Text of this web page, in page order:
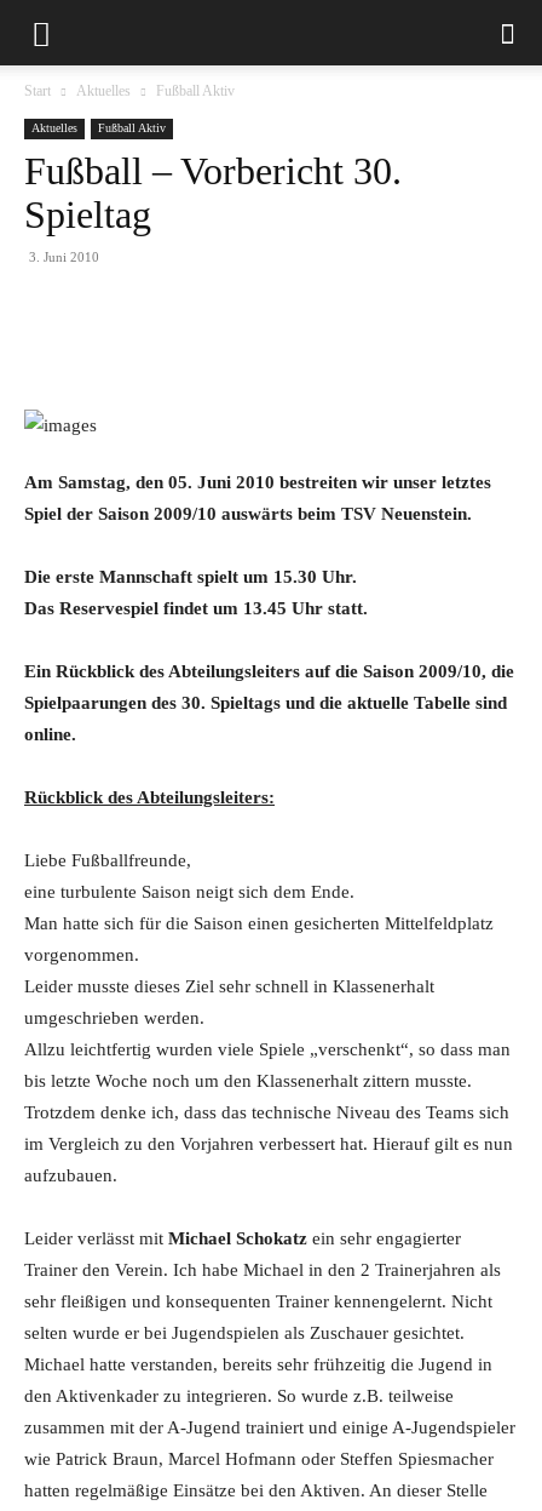
Start Aktuelles Fußball Aktiv
Aktuelles Fußball Aktiv
Fußball – Vorbericht 30.
Spieltag
3. Juni 2010
Am Samstag, den 05. Juni 2010 bestreiten wir unser letztes
Spiel der Saison 2009/10 auswärts beim TSV Neuenstein.
Die erste Mannschaft spielt um 15.30 Uhr.
Das Reservespiel findet um 13.45 Uhr statt.
Ein Rückblick des Abteilungsleiters auf die Saison 2009/10, die
Spielpaarungen des 30. Spieltags und die aktuelle Tabelle sind
online.
Rückblick des Abteilungsleiters:
Liebe Fußballfreunde,
eine turbulente Saison neigt sich dem Ende.
Man hatte sich für die Saison einen gesicherten Mittelfeldplatz
vorgenommen.
Leider musste dieses Ziel sehr schnell in Klassenerhalt
umgeschrieben werden.
Allzu leichtfertig wurden viele Spiele „verschenkt“, so dass man
bis letzte Woche noch um den Klassenerhalt zittern musste.
Trotzdem denke ich, dass das technische Niveau des Teams sich
im Vergleich zu den Vorjahren verbessert hat. Hierauf gilt es nun
aufzubauen.
Leider verlässt mit Michael Schokatz ein sehr engagierter
Trainer den Verein. Ich habe Michael in den 2 Trainerjahren als
sehr fleißigen und konsequenten Trainer kennengelernt. Nicht
selten wurde er bei Jugendspielen als Zuschauer gesichtet.
Michael hatte verstanden, bereits sehr frühzeitig die Jugend in
den Aktivenkader zu integrieren. So wurde z.B. teilweise
zusammen mit der A-Jugend trainiert und einige A-Jugendspieler
wie Patrick Braun, Marcel Hofmann oder Steffen Spiesmacher
hatten regelmäßige Einsätze bei den Aktiven. An dieser Stelle